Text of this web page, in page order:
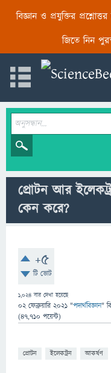
বিজ্ঞান ও প্রযুক্তির
জিতে নিন
প্রোটন আর
কেন করে?
+5
টি ভোট
1,024 বার দেখা হয়েছে
02 ফেব্রুয়ারি 2021 "পদার্থবিজ্ঞান"
(47,710 পয়েন্ট)
প্রোটন ইলেকট্রন আকর্ষণ